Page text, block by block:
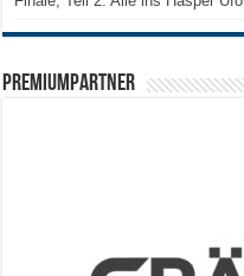
PREMIUMPARTNER